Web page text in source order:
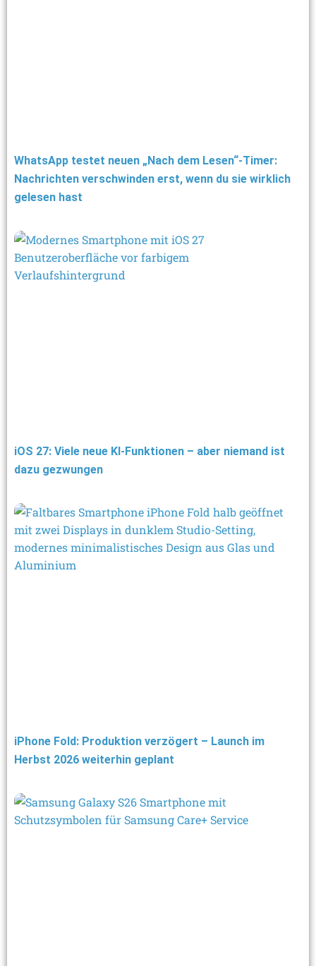
WhatsApp testet neuen „Nach dem Lesen“-Timer:
Nachrichten verschwinden erst, wenn du sie wirklich
gelesen hast
iOS 27: Viele neue KI-Funktionen – aber niemand ist
dazu gezwungen
iPhone Fold: Produktion verzögert – Launch im
Herbst 2026 weiterhin geplant